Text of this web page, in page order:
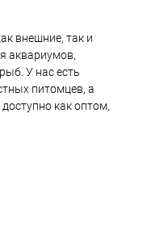
внешние, так и
аквариумов,
У нас есть
питомцев, а
как оптом,